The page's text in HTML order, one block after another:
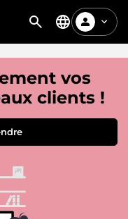
vos
clients !